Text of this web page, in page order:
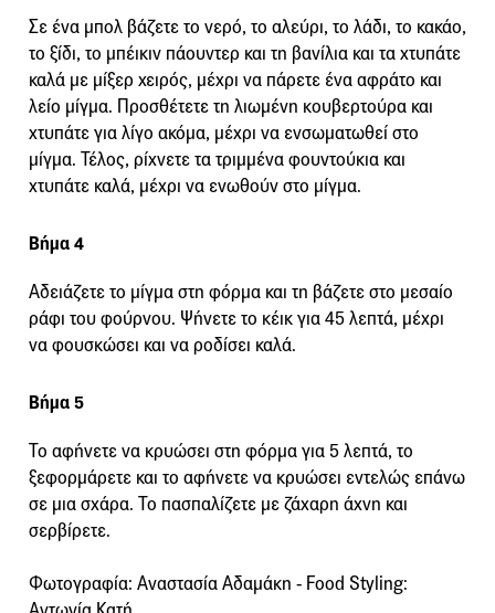
Σε ένα μπολ βάζετε το νερό, το αλεύρι, το λάδι, το κακάο,
το ξίδι, το μπέικιν πάουντερ και τη βανίλια και τα χτυπάτε
καλά με μίξερ χειρός, μέχρι να πάρετε ένα αφράτο και
λείο μίγμα. Προσθέτετε τη λιωμένη κουβερτούρα και
χτυπάτε για λίγο ακόμα, μέχρι να ενσωματωθεί στο
μίγμα. Τέλος, ρίχνετε τα τριμμένα φουντούκια και
χτυπάτε καλά, μέχρι να ενωθούν στο μίγμα.
Βήμα 4
Αδειάζετε το μίγμα στη φόρμα και τη βάζετε στο μεσαίο
ράφι του φούρνου. Ψήνετε το κέικ για 45 λεπτά, μέχρι
να φουσκώσει και να ροδίσει καλά.
Βήμα 5
Το αφήνετε να κρυώσει στη φόρμα για 5 λεπτά, το
ξεφορμάρετε και το αφήνετε να κρυώσει εντελώς επάνω
σε μια σχάρα. Το πασπαλίζετε με ζάχαρη άχνη και
σερβίρετε.
Φωτογραφία: Αναστασία Αδαμάκη - Food Styling: